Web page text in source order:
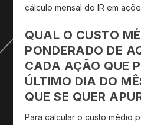
cálculo mensal do IR em
QUAL O CUSTO
PONDERADO DE
CADA AÇÃO QUE
ÚLTIMO DIA DO
QUE SE QUER
Para calcular o custo médio